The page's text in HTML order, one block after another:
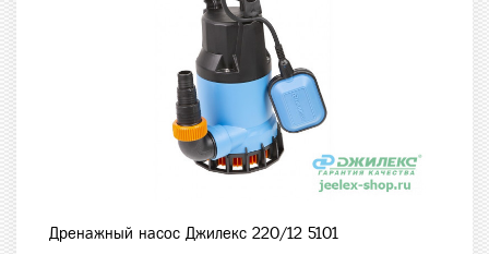
Дренажный насос Джилекс 220/12 5101